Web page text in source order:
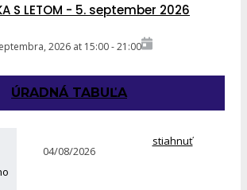
S LETOM - 5. september 2026
2026 at 15:00-21:00
ÚRADNÁ TABUĽA
04/08/2026
stiahnuť